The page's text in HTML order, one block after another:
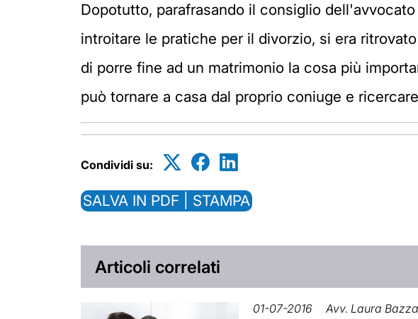
Dopotutto, parafrasando il consiglio
introitare le pratiche per il divorzio, si era
di porre fine ad un matrimonio la cosa più
può tornare a casa dal proprio coniuge e
Condividi su:
SALVA IN PDF | STAMPA
Articoli correlati
01-07-2016 Avv. Laura